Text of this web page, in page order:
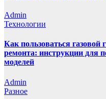
Admin
Технологии
Как пользоваться газовой
ремонта: инструкции для
моделей
Admin
Разное